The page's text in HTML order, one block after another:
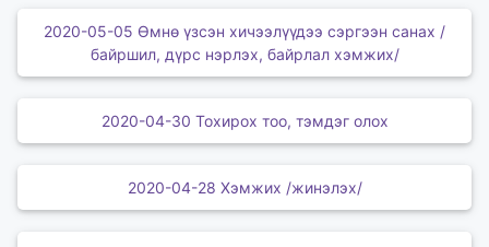
2020-05-05 Өмнө үзсэн хичээлүүдээ сэргээн санах /
байршил, дүрс нэрлэх, байрлал хэмжих/
2020-04-30 Тохирох тоо, тэмдэг олох
2020-04-28 Хэмжих /жинэлэх/